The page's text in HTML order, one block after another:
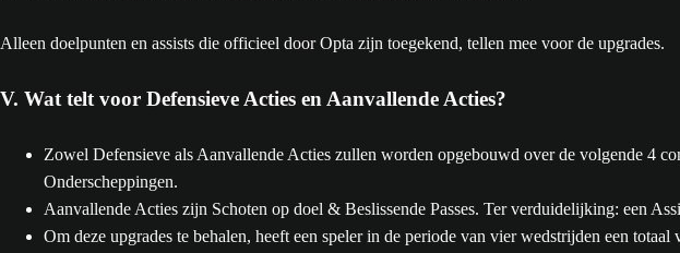
Alleen doelpunten en assists die officieel door Opta zijn toegekend, tellen mee voor de upgrades.
V. Wat telt voor Defensieve Acties en Aanvallende Acties?
Zowel Defensieve als Aanvallende Acties zullen worden opgebouwd over de volgende 4
Onderscheppingen.
Aanvallende Acties zijn Schoten op doel & Beslissende Passes. Ter verduidelijking: een
Om deze upgrades te behalen, heeft een speler in de periode van vier wedstrijden een